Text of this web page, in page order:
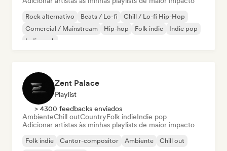
Rock alternativo Beats / Lo-fi
Chill / Lo-fi Hip-Hop
Comercial / Mainstream
Hip-hop Folk indie
Indie pop
Indie rock
Zent Palace
Playlist
> 4300 feedbacks enviados
AmbienteChill outCountryFolk indieIndie pop
Adicionar artistas às minhas playlists de maior impacto
Folk indie Cantor-compositor Ambiente
Chill out